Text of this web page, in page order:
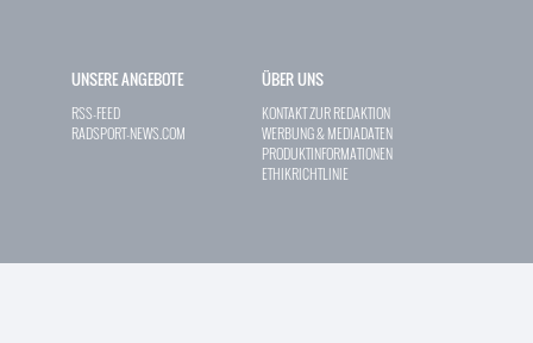
UNSERE ANGEBOTE
RSS-FEED
RADSPORT-NEWS.COM
ÜBER UNS
KONTAKT ZUR REDAKTION
WERBUNG & MEDIADATEN
PRODUKTINFORMATIONEN
ETHIKRICHTLINIE